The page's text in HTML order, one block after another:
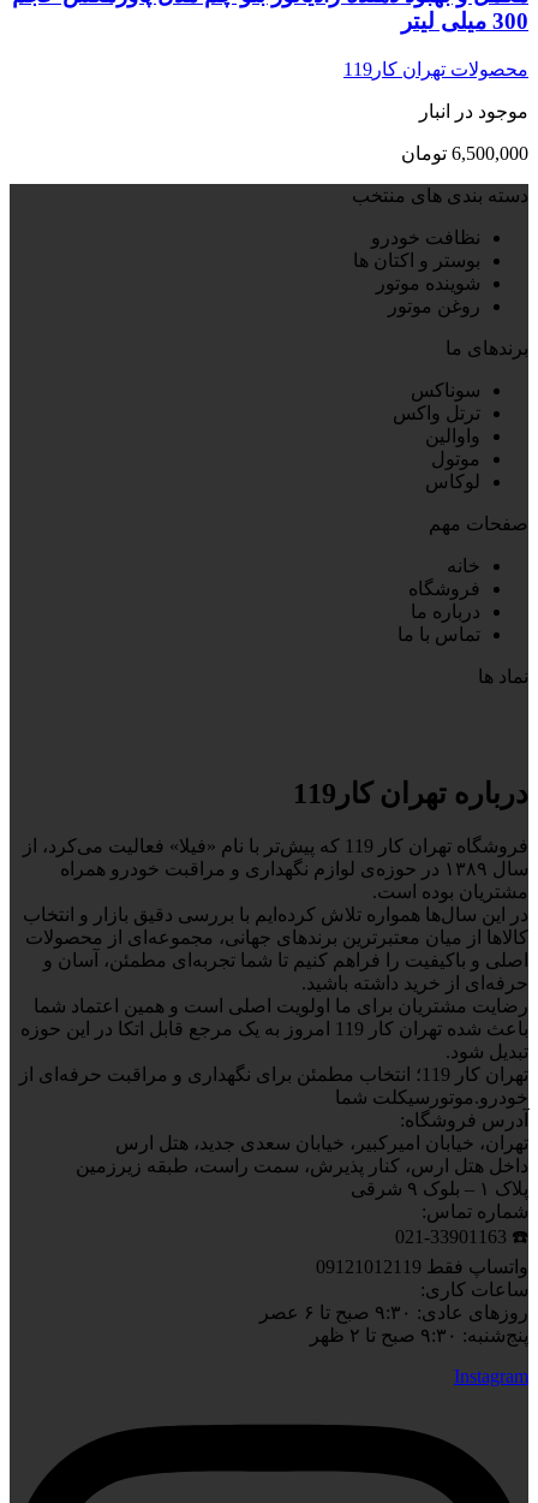
300 میلی لیتر
محصولات تهران کار119
موجود در انبار
6,500,000 تومان
دسته بندی های منتخب
نظافت خودرو
بوستر و اکتان ها
شوینده موتور
روغن موتور
برندهای ما
سوناکس
ترتل واکس
واوالین
موتول
لوکاس
صفحات مهم
خانه
فروشگاه
درباره ما
تماس با ما
نماد ها
درباره تهران کار119
فروشگاه تهران کار 119 که پیش‌تر با نام «فیلا» فعالیت می‌کرد، از
سال ۱۳۸۹ در حوزه‌ی لوازم نگهداری و مراقبت خودرو همراه
مشتریان بوده است.
در این سال‌ها همواره تلاش کرده‌ایم با بررسی دقیق بازار و انتخاب
کالاها از میان معتبرترین برندهای جهانی، مجموعه‌ای از محصولات
اصلی و باکیفیت را فراهم کنیم تا شما تجربه‌ای مطمئن، آسان و
حرفه‌ای از خرید داشته باشید.
رضایت مشتریان برای ما اولویت اصلی است و همین اعتماد شما
باعث شده تهران کار 119 امروز به یک مرجع قابل اتکا در این حوزه
تبدیل شود.
تهران کار 119؛ انتخاب مطمئن برای نگهداری و مراقبت حرفه‌ای از
خودرو.موتورسیکلت شما
آدرس فروشگاه:
تهران، خیابان امیرکبیر، خیابان سعدی جدید، هتل ارس
داخل هتل ارس، کنار پذیرش، سمت راست، طبقه زیرزمین
پلاک ۱ – بلوک ۹ شرقی
شماره تماس:
☎️ 021-33901163
واتساپ فقط 09121012119
ساعات کاری:
روزهای عادی: ۹:۳۰ صبح تا ۶ عصر
پنج‌شنبه: ۹:۳۰ صبح تا ۲ ظهر
Instagram